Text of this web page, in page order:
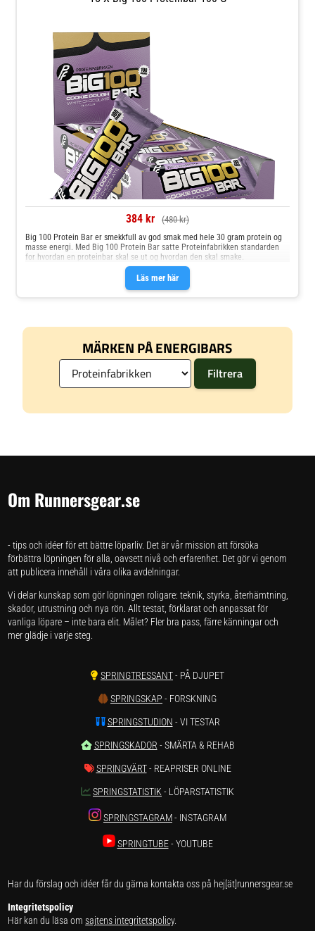
384 kr (480 kr)
Läs mer här
Big 100 Protein Bar er smekkfull av god smak med hele 30 gram protein og
masse energi. Med Big 100 Protein Bar satte Proteinfabrikken standarden
for hvordan en proteinbar skal se ut og hvordan den skal smake.
MÄRKEN PÅ ENERGIBARS
Om Runnersgear.se
- tips och idéer för ett bättre löparliv. Det är vår mission att försöka
förbättra löpningen för alla, oavsett nivå och erfarenhet. Det gör vi genom
att publicera innehåll i våra olika avdelningar.
Vi delar kunskap som gör löpningen roligare: teknik, styrka, återhämtning,
skador, utrustning och nya rön. Allt testat, förklarat och anpassat för
vanliga löpare – inte bara elit. Målet? Fler bra pass, färre känningar och
mer glädje i varje steg.
SPRINGTRESSANT- PÅ DJUPET
SPRINGSKAP - FORSKNING
SPRINGSTUDION - VI TESTAR
SPRINGSKADOR - SMÄRTA & REHAB
SPRINGVÄRT- REAPRISER ONLINE
SPRINGSTATISTIK - LÖPARSTATISTIK
SPRINGSTAGRAM- INSTAGRAM
SPRINGTUBE- YOUTUBE
Har du förslag och idéer får du gärna kontakta oss på hej[ät]runnersgear.se
Integritetspolicy
Här kan du läsa omsajtens integritetspolicy.